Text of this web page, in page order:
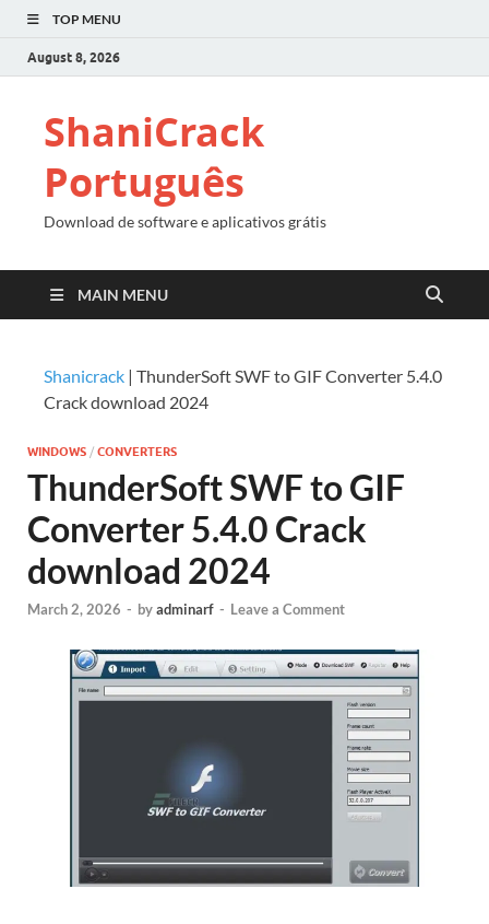
TOP MENU
August 8, 2026
ShaniCrack
Português
Download de software e aplicativos grátis
MAIN MENU
Shanicrack | ThunderSoft SWF to GIF Converter 5.4.0
Crack download 2024
WINDOWS / CONVERTERS
ThunderSoft SWF to GIF
Converter 5.4.0 Crack
download 2024
March 2, 2026 - byadminarf - Leave a Comment